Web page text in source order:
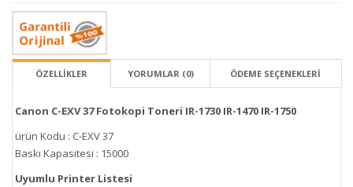
ÖZELLİKLER YORUMLAR (0) ÖDEME SEÇENEKLERI
Canon C-EXV 37 Fotokopi Toneri IR-1730 IR-1470 IR-1750
ürün Kodu : C-EXV 37
Baskı Kapasitesi : 15000
Uyumlu Printer Listesi